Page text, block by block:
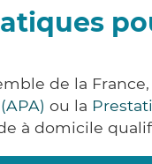
de la
ou la
à domicile